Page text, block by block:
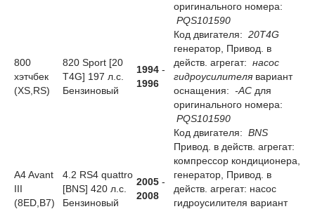
оригинального номера:
PQS101590
800
хэтчбек
(XS,RS)
820 Sport [20
T4G] 197 л.с.
Бензиновый
1994 -
1996
Код двигателя: 20T4G
генератор, Привод. в
действ. агрегат: насос
гидроусилителя вариант
оснащения: -AC для
оригинального номера:
PQS101590
A4 Avant
III
(8ED,B7)
4.2 RS4 quattro
[BNS] 420 л.с.
Бензиновый
2005 -
2008
Код двигателя: BNS
Привод. в действ. агрегат:
компрессор кондиционера,
генератор, Привод. в
действ. агрегат: насос
гидроусилителя вариант